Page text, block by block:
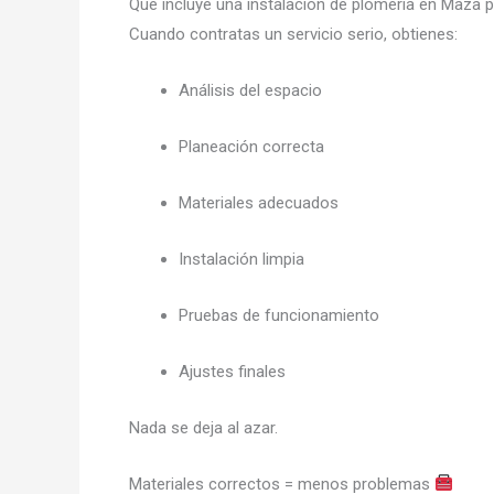
Cuando contratas un servicio serio, obtienes:
Análisis del espacio
Planeación correcta
Materiales adecuados
Instalación limpia
Pruebas de funcionamiento
Ajustes finales
Nada se deja al azar.
Materiales correctos = menos problemas